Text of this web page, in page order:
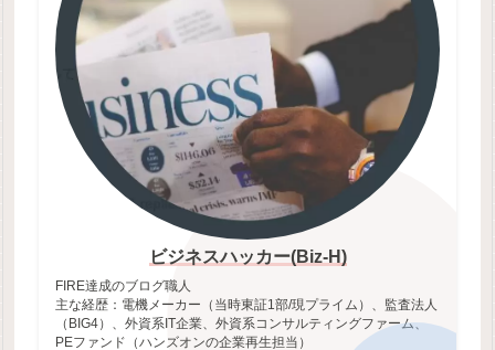
ビジネスハッカー(Biz-H)
FIRE達成のブログ職人
主な経歴：電機メーカー（当時東証1部/現プライム）、監査法人
（BIG4）、外資系IT企業、外資系コンサルティングファーム、
PEファンド（ハンズオンの企業再生担当）